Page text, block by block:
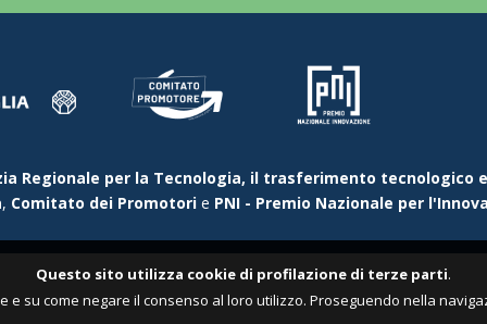
Regionale per la Tecnologia, il trasferimento tecnologico
, Comitato dei Promotorie PNI - Premio Nazionale per
Questo sito utilizza cookie di profilazione di terze parti.
e su come negare il consenso al loro utilizzo. Proseguendo nella